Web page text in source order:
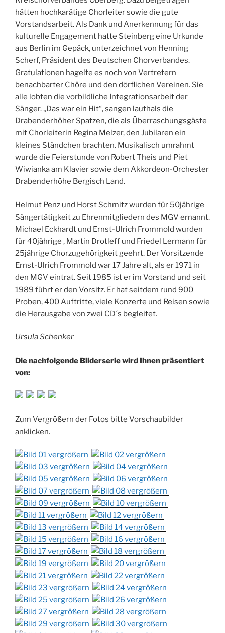
hätten hochkarätige Chorleiter sowie die gute
Vorstandsarbeit. Als Dank und Anerkennung für das
kulturelle Engagement hatte Steinberg eine Urkunde
aus Berlin im Gepäck, unterzeichnet von Henning
Scherf, Präsident des Deutschen Chorverbandes.
Gratulationen hagelte es noch von Vertretern
benachbarter Chöre und den dörflichen Vereinen. Sie
alle lobten die vorbildliche Integrationsarbeit der
Sänger. „Das war ein Hit“, sangen lauthals die
Drabenderhöher Spatzen, die als Überraschungsgäste
mit Chorleiterin Regina Melzer, den Jubilaren ein
kleines Ständchen brachten. Musikalisch umrahmt
wurde die Feierstunde von Robert Theis und Piet
Wiwianka am Klavier sowie dem Akkordeon-Orchester
Drabenderhöhe Bergisch Land.
Helmut Penz und Horst Schmitz wurden für 50jährige
Sängertätigkeit zu Ehrenmitgliedern des MGV ernannt.
Michael Eckhardt und Ernst-Ulrich Frommold wurden
für 40jährige , Martin Drotleff und Friedel Lermann für
25jährige Chorzugehörigkeit geehrt. Der Vorsitzende
Ernst-Ulrich Frommold war 17 Jahre alt, als er 1971 in
den MGV eintrat. Seit 1985 ist er im Vorstand und seit
1989 führt er den Vorsitz. Er hat seitdem rund 900
Proben, 400 Auftritte, viele Konzerte und Reisen sowie
die Herausgabe von zwei CD´s begleitet.
Ursula Schenker
Die nachfolgende Bilderserie wird Ihnen präsentiert
von:
Zum Vergrößern der Fotos bitte Vorschaubilder
anklicken.